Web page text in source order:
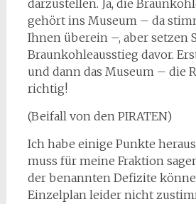
darzustellen. Ja, die
gehört ins Museum – da
Ihnen überein –, aber setzen
Braunkohleausstieg davor.
und dann das Museum – die
richtig!
(Beifall von den PIRATEN)
Ich habe einige Punkte
muss für meine Fraktion
der benannten Defizite
Einzelplan leider nicht